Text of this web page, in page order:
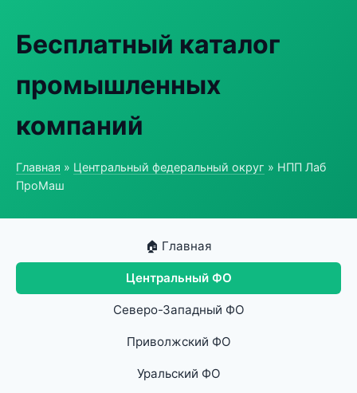
Бесплатный каталог
промышленных
компаний
Главная » Центральный федеральный округ » НПП Лаб
ПроМаш
🏠 Главная
Центральный ФО
Северо-Западный ФО
Приволжский ФО
Уральский ФО